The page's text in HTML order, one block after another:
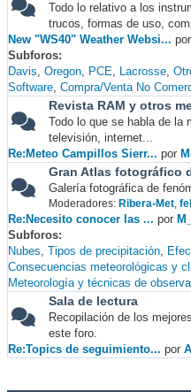
Todo lo relativo a los
trucos, formas de uso,
New "WS40" Weather Websi... por
Subforos
Davis Oregon PCE Lacrosse
Software Compra/Venta No
Revista RAM y otros
Todo lo que se habla de la
televisión, internet...
Re:Meteo Campillos Sierr... por
Gran Atlas fotográfico
Galería fotográfica de
Moderadores: Ribera-Met,
Re:Necesito conocer las ... por
Subforos
Nubes Tipos de precipitación
Consecuencias meteorológicas y
Meteorología y técnicas de
Sala de lectura
Recopilación de los
este foro.
Re:Topics de seguimiento... por